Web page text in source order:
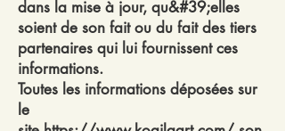
dans la mise à jour, qu&#39;elles
soient de son fait ou du fait des tiers
partenaires qui lui fournissent ces
informations.
Toutes les informations déposées sur
le